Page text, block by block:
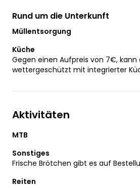
Rund um die Unterkunft
Müllentsorgung
Küche
Gegen einen Aufpreis von 7€, kann
wettergeschützt mit integrierter
Aktivitäten
MTB
Sonstiges
Frische Brötchen gibt es auf
Reiten